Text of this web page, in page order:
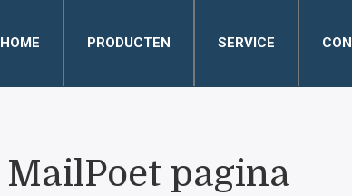
HOME
PRODUCTEN SERVICE
MailPoet pagina